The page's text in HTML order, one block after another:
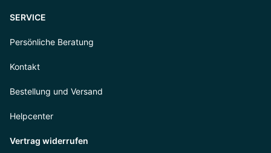
SERVICE
Persönliche Beratung
Kontakt
Bestellung und Versand
Helpcenter
Vertrag widerrufen